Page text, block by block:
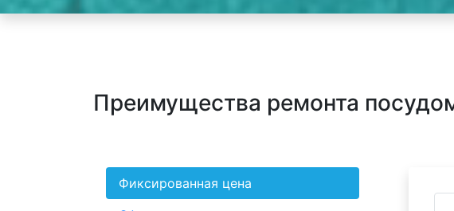
Преимущества ремонта
Фиксированная цена